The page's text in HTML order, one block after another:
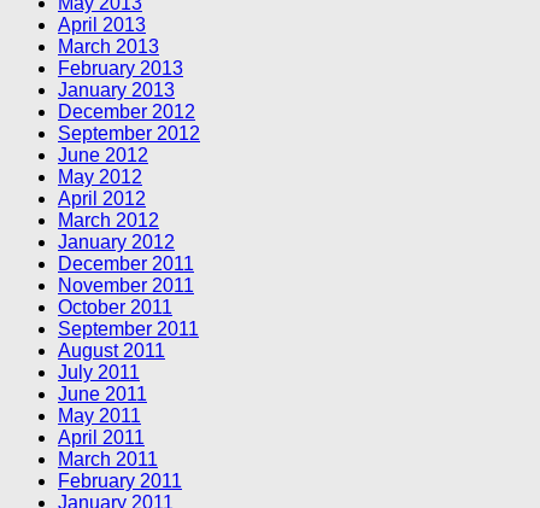
April 2013
March 2013
February 2013
January 2013
December 2012
September 2012
June 2012
May 2012
April 2012
March 2012
January 2012
December 2011
November 2011
October 2011
September 2011
August 2011
July 2011
June 2011
May 2011
April 2011
March 2011
February 2011
January 2011